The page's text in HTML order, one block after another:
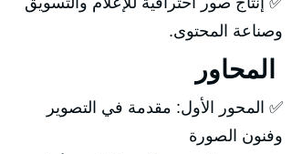
وصناعة المحتوى.
✅ المحور الأول: مقدمة في التصوير
وفنون الصورة